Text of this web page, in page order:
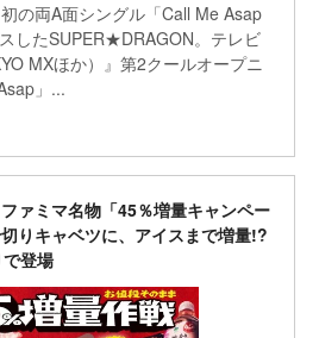
の両A面シングル「Call Me Asap
したSUPER★DRAGON。テレビ
MXほか）』第2クールオープニ
」...
ァミマ名物「45％増量キャンペー
りキャベツに、アイスまで増量!?
登場